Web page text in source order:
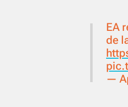
EA
de
—